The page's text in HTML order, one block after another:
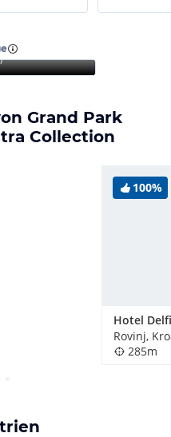
)
Grand Park
Collection
100%
Hotel
Rovinj,
285m